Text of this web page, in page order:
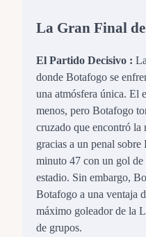
La Gran Final
El Partido Decisivo :
donde Botafogo se
una atmósfera única. El
menos, pero Botafogo
cruzado que encontró la
gracias a un penal
minuto 47 con un gol de
estadio. Sin embargo,
Botafogo a una ventaja
máximo goleador de la
de grupos.